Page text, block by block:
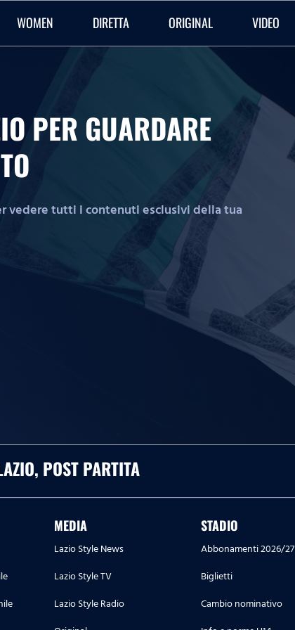
WOMEN DIRETTA ORIGINAL VIDEO
PER GUARDARE
vedere tutti i contenuti esclusivi della tua
POST PARTITA
MEDIA
Lazio Style News
Lazio Style TV
Lazio Style Radio
STADIO
Abbonamenti 2026/27
Biglietti
Cambio nominativo